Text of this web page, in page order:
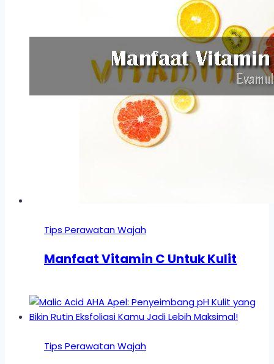
Tips Perawatan Wajah
Manfaat Vitamin C Untuk Kulit
Tips Perawatan Wajah